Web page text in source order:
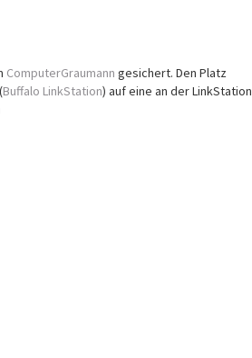
ComputerGraumann gesichert. Den Platz
Buffalo LinkStation) auf eine an der LinkStation